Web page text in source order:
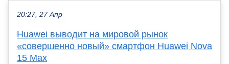
20:27, 27 Апр
Huawei выводит на мировой рынок
«совершенно новый» смартфон Huawei Nova
15 Max